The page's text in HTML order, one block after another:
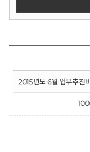
2015년도 6월 업무추진